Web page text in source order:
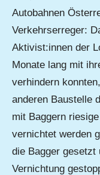
Autobahnen
Verkehrserreger:
Aktivist:innen der
Monate lang mit
verhindern
anderen Baustelle
mit Baggern
vernichtet werden
die Bagger gesetzt
Vernichtung